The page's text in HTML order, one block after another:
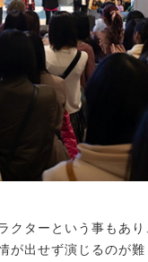
ターという事もあ
が出せず演じるのが